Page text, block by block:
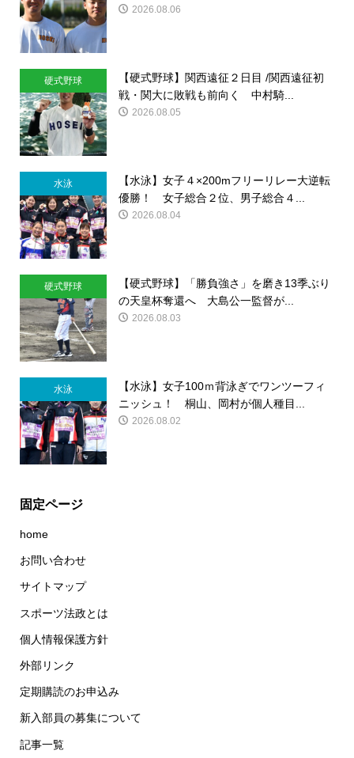
2026.08.06
硬式野球
【硬式野球】関西遠征２日目 /関西遠征初
戦・関大に敗戦も前向く 中村騎...
2026.08.05
水泳
【水泳】女子４×200mフリーリレー大逆転
優勝！ 女子総合２位、男子総合４...
2026.08.04
硬式野球
【硬式野球】「勝負強さ」を磨き13季ぶり
の天皇杯奪還へ 大島公一監督が...
2026.08.03
水泳
【水泳】女子100ｍ背泳ぎでワンツーフィ
ニッシュ！ 桐山、岡村が個人種目...
2026.08.02
固定ページ
home
お問い合わせ
サイトマップ
スポーツ法政とは
個人情報保護方針
外部リンク
定期購読のお申込み
新入部員の募集について
記事一覧